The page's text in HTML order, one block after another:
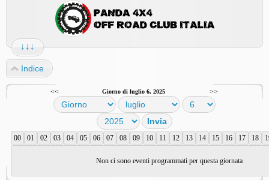
↓↓↓
Indice
<< Giorno di luglio 6, 2025 >>
00 01 02 03 04 05 06 07 08 09 10 11 12 13 14 15 16 17 18
Non ci sono eventi programmati per questa giornata